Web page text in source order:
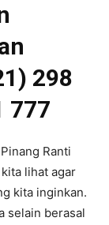
298
777
Ranti
lihat agar
kita inginkan.
selain berasal